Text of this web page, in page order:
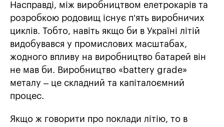
Насправді, між виробництвом елетрокарів та
розробкою родовищ існує п’ять виробничих
циклів. Тобто, навіть якщо би в Україні літій
видобувався у промислових масштабах,
жодного впливу на виробництво батарей він
не мав би. Виробництво «battery grade»
металу – це складний та капіталоємний
процес.
Якщо ж говорити про поклади літію, то в